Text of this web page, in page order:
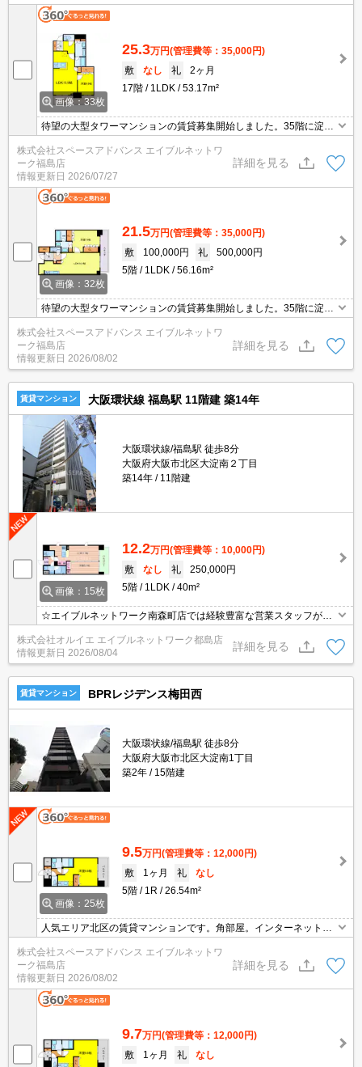
画像：33枚
25.3万円(管理費等：35,000円)
敷
なし 礼
2ヶ月
17階
1LDK 53.17m²
待望の大型タワーマンションの賃貸募集開始しました。35階に淀川
を一望できるスカイテラスがあります。竹中工務店による免震構
造。大阪市内TOPレベルの高級レジデンス。JR環状線「福島」駅か
ら徒歩約7分。
株式会社スペースアドバンス エイブルネットワ
ーク福島店
情報更新日 2026/07/27
詳細を見る
画像：32枚
21.5万円(管理費等：35,000円)
敷
100,000円 礼
500,000円
5階
1LDK 56.16m²
待望の大型タワーマンションの賃貸募集開始しました。35階に淀川
を一望できるスカイテラスがあります。竹中工務店による免震構
造。大阪市内TOPレベルの高級レジデンス。JR環状線「福島」駅か
ら徒歩約7分。
株式会社スペースアドバンス エイブルネットワ
ーク福島店
情報更新日 2026/08/02
詳細を見る
賃貸マンション 大阪環状線 福島駅 11階建 築14年
大阪環状線/福島駅 徒歩8分
大阪府大阪市北区大淀南２丁目
築14年
11階建
画像：15枚
12.2万円(管理費等：10,000円)
敷
なし 礼
250,000円
5階
1LDK 40m²
☆エイブルネットワーク南森町店では経験豊富な営業スタッフが多
数在籍しており、全力でサポートさせて頂きます☆ご希望の物件の
現地付近にて待ち合わせをさせていただきご内覧いただくサービス
や、主要駅までのお迎えサービスも実施中です☆詳しくは「エイブ
ルネットワーク南森町店」０１２０－８２１－２６０にお気軽にお
問合せ下さい♪
株式会社オルイエ エイブルネットワーク都島店
情報更新日 2026/08/04
詳細を見る
賃貸マンション BPRレジデンス梅田西
大阪環状線/福島駅 徒歩8分
大阪府大阪市北区大淀南1丁目
築2年
15階建
画像：25枚
9.5万円(管理費等：12,000円)
敷
1ヶ月 礼
なし
5階
1R 26.54m²
人気エリア北区の賃貸マンションです。角部屋。インターネット無
乾燥機。エアコン。シャワートイレ。クローゼット。シューズボッ
クス。
株式会社スペースアドバンス エイブルネットワ
ーク福島店
情報更新日 2026/08/02
詳細を見る
9.7万円(管理費等：12,000円)
敷
1ヶ月 礼
なし